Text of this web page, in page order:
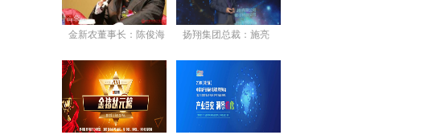
金新农董事长：陈俊海 扬翔集团总裁：施亮